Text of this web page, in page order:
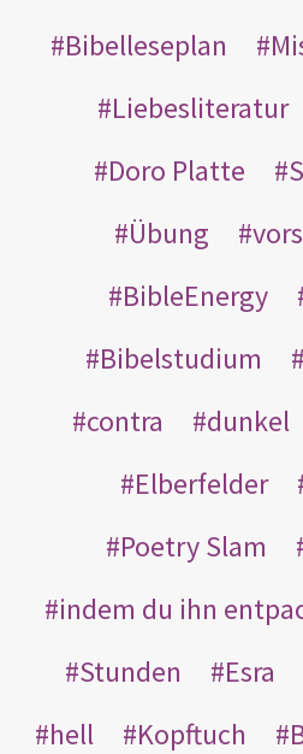
Bibelleseplan
Liebesliteratur
Doro Platte
Übung
BibleEnergy
Bibelstudium
contra
dunkel
Elberfelder
Poetry Slam
indem du ihn
Stunden
Esra
hell
Kopftuch